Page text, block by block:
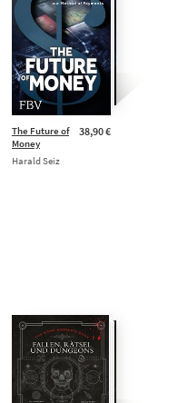
38,90 €
The Future of
Money
Harald Seiz